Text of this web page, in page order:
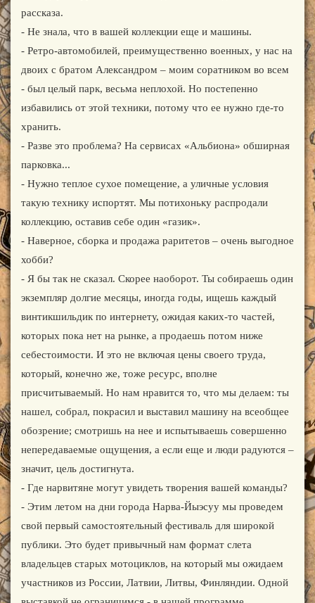
рассказа.
- Не знала, что в вашей коллекции еще и машины.
- Ретро-автомобилей, преимущественно военных, у нас на
двоих с братом Александром – моим соратником во всем
- был целый парк, весьма неплохой. Но постепенно
избавились от этой техники, потому что ее нужно где-то
хранить.
- Разве это проблема? На сервисах «Альбиона» обширная
парковка...
- Нужно теплое сухое помещение, а уличные условия
такую технику испортят. Мы потихоньку распродали
коллекцию, оставив себе один «газик».
- Наверное, сборка и продажа раритетов – очень выгодное
хобби?
- Я бы так не сказал. Скорее наоборот. Ты собираешь один
экземпляр долгие месяцы, иногда годы, ищешь каждый
винтикшильдик по интернету, ожидая каких-то частей,
которых пока нет на рынке, а продаешь потом ниже
себестоимости. И это не включая цены своего труда,
который, конечно же, тоже ресурс, вполне
присчитываемый. Но нам нравится то, что мы делаем: ты
нашел, собрал, покрасил и выставил машину на всеобщее
обозрение; смотришь на нее и испытываешь совершенно
непередаваемые ощущения, а если еще и люди радуются –
значит, цель достигнута.
- Где нарвитяне могут увидеть творения вашей команды?
- Этим летом на дни города Нарва-Йыэсуу мы проведем
свой первый самостоятельный фестиваль для широкой
публики. Это будет привычный нам формат слета
владельцев старых мотоциклов, на который мы ожидаем
участников из России, Латвии, Литвы, Финляндии. Одной